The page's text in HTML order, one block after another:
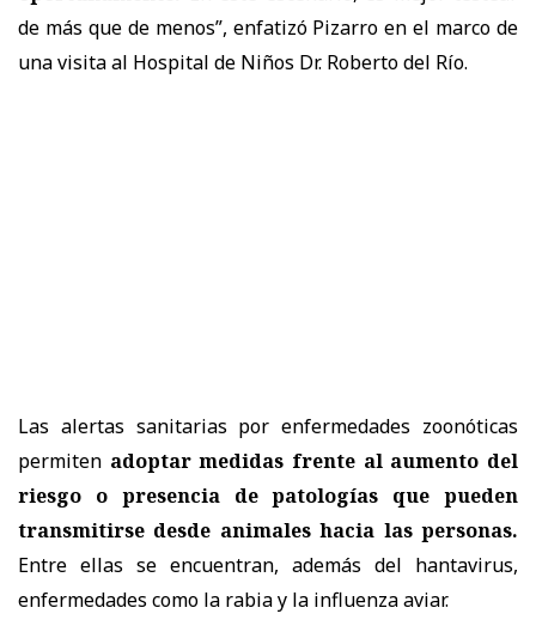
de más que de menos”, enfatizó Pizarro en el marco de
una visita al Hospital de Niños Dr. Roberto del Río.
Las alertas sanitarias por enfermedades zoonóticas
permiten adoptar medidas frente al aumento del
riesgo o presencia de patologías que pueden
transmitirse desde animales hacia las personas.
Entre ellas se encuentran, además del hantavirus,
enfermedades como la rabia y la influenza aviar.